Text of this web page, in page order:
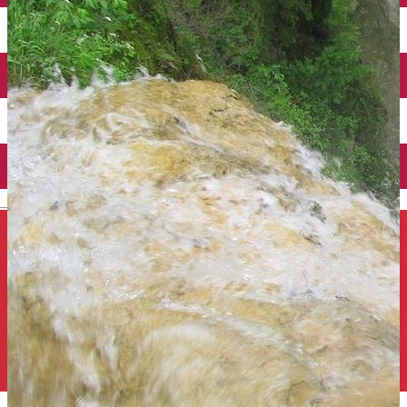
English
Închirieri auto
Închirieri de biciclete